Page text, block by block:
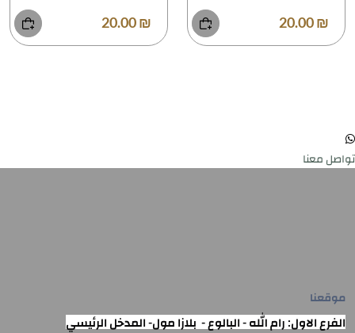
₪ 20.00
₪ 20.00
تواصل معنا
موقعنا
الفرع الاول: رام الله - البالوع - بلازا مول- المدخل الرئيسي